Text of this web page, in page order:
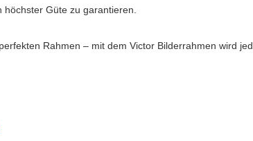
höchster Güte zu garantieren.
Rahmen – mit dem Victor Bilderrahmen wird